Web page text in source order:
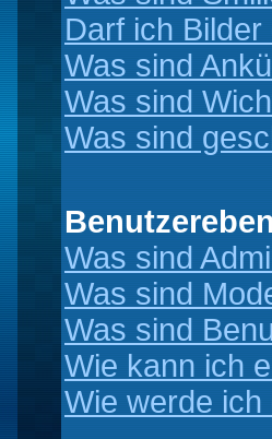
Darf ich Bilder
Was sind
Was sind
Was sind
Was sind
Was sind
Was sind
Wie kann ich
Wie werde